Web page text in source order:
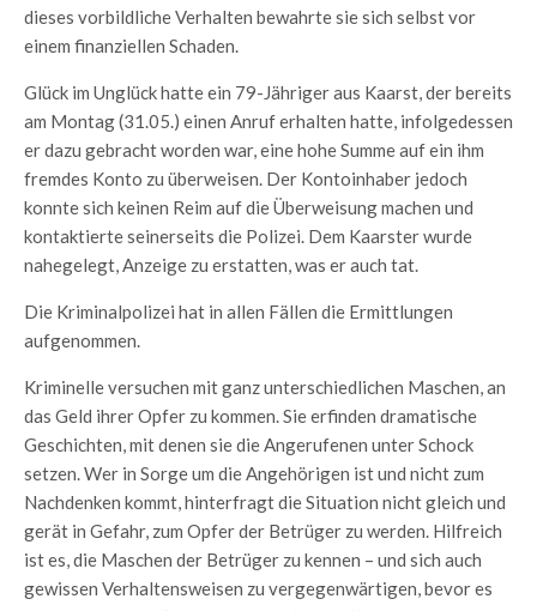
dieses vorbildliche Verhalten bewahrte sie sich selbst vor
einem finanziellen Schaden.
Glück im Unglück hatte ein 79-Jähriger aus Kaarst, der bereits
am Montag (31.05.) einen Anruf erhalten hatte, infolgedessen
er dazu gebracht worden war, eine hohe Summe auf ein ihm
fremdes Konto zu überweisen. Der Kontoinhaber jedoch
konnte sich keinen Reim auf die Überweisung machen und
kontaktierte seinerseits die Polizei. Dem Kaarster wurde
nahegelegt, Anzeige zu erstatten, was er auch tat.
Die Kriminalpolizei hat in allen Fällen die Ermittlungen
aufgenommen.
Kriminelle versuchen mit ganz unterschiedlichen Maschen, an
das Geld ihrer Opfer zu kommen. Sie erfinden dramatische
Geschichten, mit denen sie die Angerufenen unter Schock
setzen. Wer in Sorge um die Angehörigen ist und nicht zum
Nachdenken kommt, hinterfragt die Situation nicht gleich und
gerät in Gefahr, zum Opfer der Betrüger zu werden. Hilfreich
ist es, die Maschen der Betrüger zu kennen – und sich auch
gewissen Verhaltensweisen zu vergegenwärtigen, bevor es